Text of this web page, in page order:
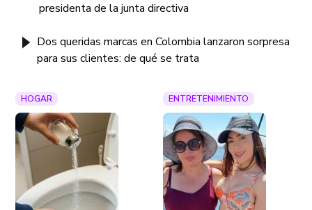
presidenta de la junta directiva
Dos queridas marcas en Colombia lanzaron sorpresa
para sus clientes: de qué se trata
HOGAR ENTRETENIMIENTO